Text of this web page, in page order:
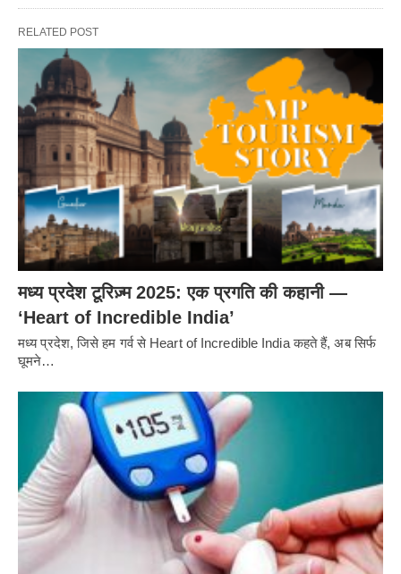
RELATED POST
मध्य प्रदेश टूरिज़्म 2025: एक प्रगति की कहानी —
‘Heart of Incredible India’
मध्य प्रदेश, जिसे हम गर्व से Heart of Incredible India कहते हैं, अब सिर्फ
घूमने…